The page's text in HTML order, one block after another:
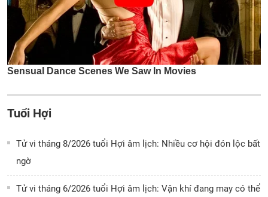
Tuổi Hợi
Tử vi tháng 8/2026 tuổi Hợi âm lịch: Nhiều cơ hội đón lộc bất
ngờ
Tử vi tháng 6/2026 tuổi Hợi âm lịch: Vận khí đang may có thể